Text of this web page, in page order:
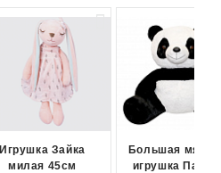
Игрушка Зайка
милая 45см
Большая
игрушка Панда